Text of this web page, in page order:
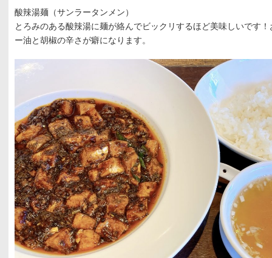
酸辣湯麺（サンラータンメン）
とろみのある酸辣湯に麺が絡んでビックリするほど美味しいです
ー油と胡椒の辛さが癖になります。